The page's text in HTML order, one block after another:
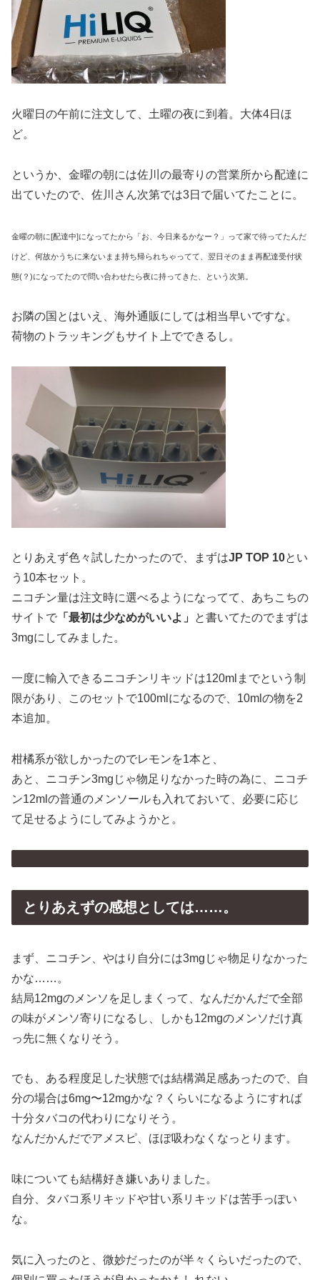
火曜日の午前に注文して、土曜の夜に到着。大体4日ほ
ど。
というか、金曜の朝には佐川の最寄りの営業所から配達に
出ていたので、佐川さん次第では3日で届いてたことに。
金曜の朝に[配達中]になってたから「お、今日来るかなー？」って家で待ってたんだ
けど、何故かうちに来ないまま持ち帰られちゃってて、翌日そのまま再配達受付状
態(？)になってたので問い合わせたら夜に持ってきた、という次第。
お隣の国とはいえ、海外通販にしては相当早いですな。
荷物のトラッキングもサイト上でできるし。
とりあえず色々試したかったので、まずはJP TOP 10とい
う10本セット。
ニコチン量は注文時に選べるようになってて、あちこちの
サイトで 「最初は少なめがいいよ」
と書いてたのでまずは
3mgにしてみました。
一度に輸入できるニコチンリキッドは120mlまでという制
限があり、このセットで100mlになるので、10mlの物を2
本追加。
柑橘系が欲しかったのでレモンを1本と、
あと、ニコチン3mgじゃ物足りなかった時の為に、ニコチ
ン12mlの普通のメンソールも入れておいて、必要に応じ
て足せるようにしてみようかと。
とりあえずの感想としては……。
まず、ニコチン、やはり自分には3mgじゃ物足りなかった
かな……。
結局12mgのメンソを足しまくって、なんだかんだで全部
の味がメンソ寄りになるし、しかも12mgのメンソだけ真
っ先に無くなりそう。
でも、ある程度足した状態では結構満足感あったので、自
分の場合は6mg〜12mgかな？くらいになるようにすれば
十分タバコの代わりになりそう。
なんだかんだでアメスピ、ほぼ吸わなくなっとります。
味についても結構好き嫌いありました。
自分、タバコ系リキッドや甘い系リキッドは苦手っぽい
な。
気に入ったのと、微妙だったのが半々くらいだったので、